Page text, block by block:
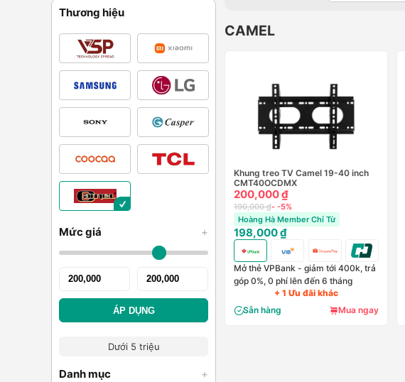
Thương hiệu
Mức giá +
ÁP DỤNG
Dưới 5 triệu
Danh mục +
CAMEL
Khung treo TV Camel 19-40 inch
CMT40OCDMX
200,000 ₫
190,000 ₫- -5%
Hoàng Hà Member Chỉ Từ
198,000 ₫
Mở thẻ VPBank - giảm tới 400k, trả
góp 0%, 0 phí lên đến 6 tháng
+ 1 Ưu đãi khác
Sẵn hàng
Mua ngay